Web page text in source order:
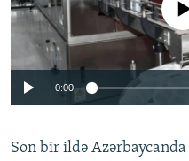
No media source
0:00
Son bir ildə